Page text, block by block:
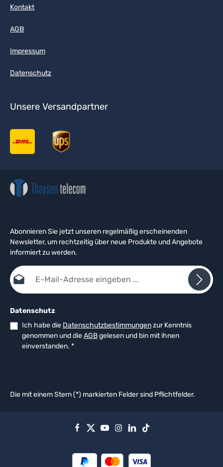
Kontakt
AGB
Impressum
Datenschutz
Unsere Versandpartner
Abonnieren Sie jetzt unseren regelmäßig erscheinenden
Newsletter, um rechtzeitig über neue Produkte und Angebote
informiert zu werden.
E-Mail-Adresse*
Datenschutz
Ich habe die Datenschutzbestimmungenzur Kenntnis
genommen und dieAGBgelesen und bin mit ihnen
einverstanden. *
Die mit einem Stern (*) markierten Felder sind Pflichtfelder.